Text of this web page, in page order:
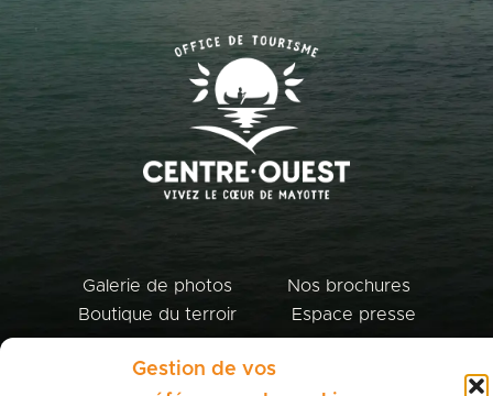
Gestion de vos
Galerie de photos
Nos brochures
Boutique du terroir
Espace presse
Politique de cookies Politique de confidentialité